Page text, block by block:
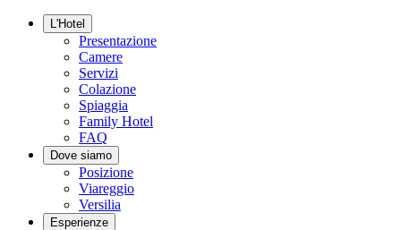
L'Hotel
Presentazione
Camere
Servizi
Colazione
Spiaggia
Family Hotel
FAQ
Dove siamo
Posizione
Viareggio
Versilia
Esperienze